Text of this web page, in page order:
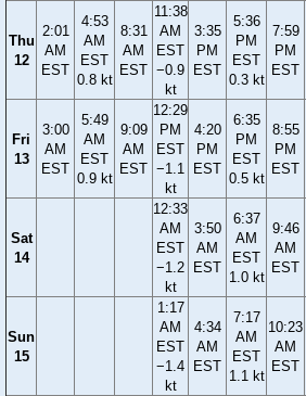
Thu
12
2:01
AM
EST
4:53
AM
EST
0.8 kt
8:31
AM
EST
11:38
AM
EST
−0.9
kt
3:35
PM
EST
5:36
PM
EST
0.3 kt
7:59
PM
EST
Fri
13
3:00
AM
EST
5:49
AM
EST
0.9 kt
9:09
AM
EST
12:29
PM
EST
−1.1
kt
4:20
PM
EST
6:35
PM
EST
0.5 kt
8:55
PM
EST
Sat
14
12:33
AM
EST
−1.2
kt
3:50
AM
EST
6:37
AM
EST
1.0 kt
9:46
AM
EST
Sun
15
1:17
AM
EST
−1.4
kt
4:34
AM
EST
7:17
AM
EST
1.1 kt
10:23
AM
EST